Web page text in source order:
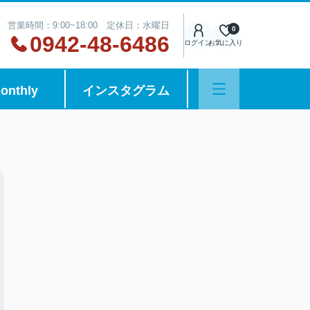
営業時間：9:00~18:00 定休日：水曜日
0942-48-6486 ログインお気に入り
0
インスタグラム